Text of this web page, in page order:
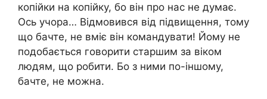
копійки на копійку, бо він про нас не думає.
Ось учора… Відмовився від підвищення, тому
що бачте, не вміє він командувати! Йому не
подобається говорити старшим за віком
людям, що робити. Бо з ними по-іншому,
бачте, не можна.